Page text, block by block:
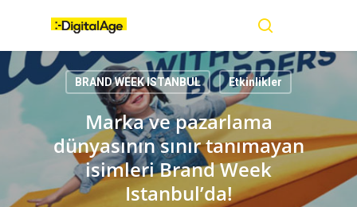
content
BRAND WEEK ISTANBUL Etkinlikler
Marka ve pazarlama
dünyasının sınır tanımayan
isimleri Brand Week
Istanbul’da!